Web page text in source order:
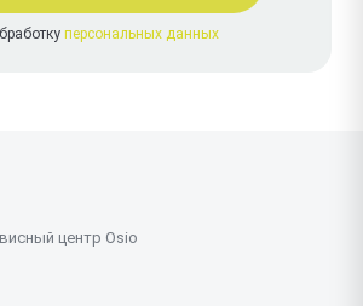
персональных данных
центр Osio